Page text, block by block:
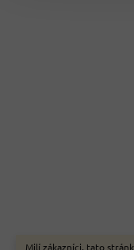
Milí zákazníci, tato